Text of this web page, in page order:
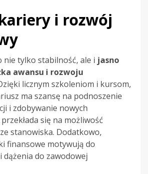
i rozwój
nie tylko stabilność, ale i jasno
awansu i rozwoju
licznym szkoleniom i kursom,
ma szansę na podnoszenie
i zdobywanie nowych
się na możliwość
stanowiska. Dodatkowo,
finansowe motywują do
dążenia do zawodowej